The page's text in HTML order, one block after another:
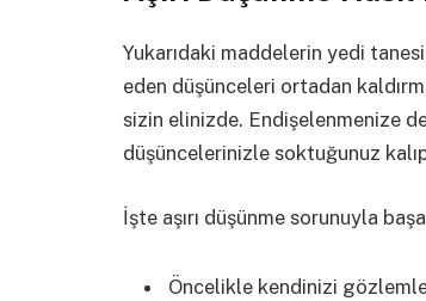
Yukarıdaki maddelerin yedi
eden düşünceleri ortadan
sizin elinizde. Endişelenmenize
düşüncelerinizle soktuğunuz
İşte aşırı düşünme sorunuyla
Öncelikle kendinizi